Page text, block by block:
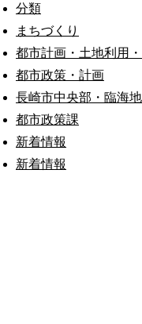
分類
まちづくり
都市計画・土地利用
都市政策・計画
長崎市中央部・臨海
都市政策課
新着情報
新着情報